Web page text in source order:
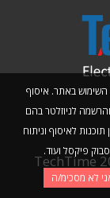
השימוש באתר. איסוף
לניוזלטר בהם
לאיסוף וניתוח
פיקסל ועוד.
לא מסכימ/ה
TechTime